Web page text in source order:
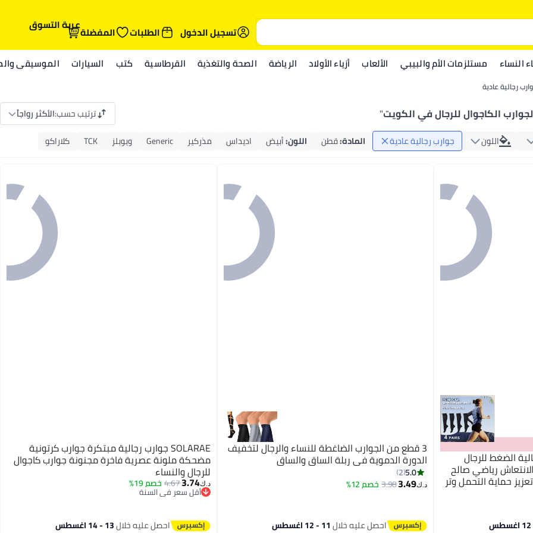
تسجيل الدخول
الطلبات المفضلةعربة التسوق
النساء مستلزمات الأم والبيبي الألعاب أزياء الأولاد الرياضة الصحة والتغذية القرطاسية كتب السيارات الموسيقى
رجالية عادية
الكاجوال للرجال في الكويت" ترتيب حسب:الأكثر رواجاً
اللون جوارب رجالية عادية المادة:قطن اللون:أبيض اديداس مذركير Generic ويوبلز TCK كلاراكو
عالية الضغط للرجال
رياضي صالح
حماية التحمل وتر 2
3 قطع من الجوارب الضاغطة للنساء والرجال لتخفيف
الدورة الدموية في ربلة الساق والساق
5.0
2
د.ك‏3.49
3.98خصم 12%
احصل عليه خلال11 - 12 اغسطس
SOLARAE جوارب رجالية مبتكرة جوارب كرتونية
مضحكة ملونة عصرية فاخرة مجنونة جوارب كاجوال
للرجال والنساء
د.ك‏3.74
4.67خصم 19%
أقل سعر في السنة
أقل سعر في السنة
احصل عليه خلال13 - 14 اغسطس